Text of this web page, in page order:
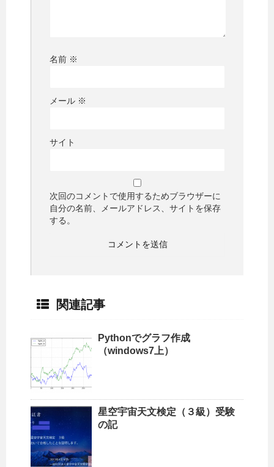
名前 ※
メール ※
サイト
次回のコメントで使用するためブラウザーに
自分の名前、メールアドレス、サイトを保存
する。
関連記事
Pythonでグラフ作成
（windows7上）
星空宇宙天文検定（３級）受験
の記